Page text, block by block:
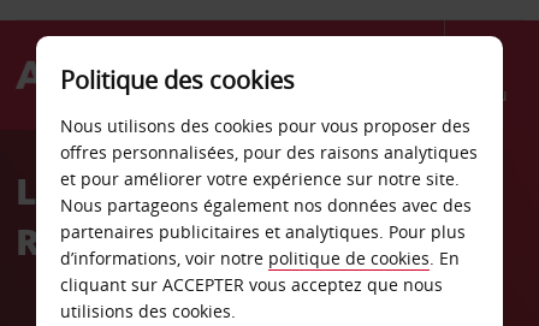
Menu
AvisLocation de voiture Saint-
Raphaël
Politique des cookies
Nous utilisons des cookies pour vous proposer des
offres personnalisées, pour des raisons analytiques
et pour améliorer votre expérience sur notre site.
Nous partageons également nos données avec des
partenaires publicitaires et analytiques. Pour plus
d’informations, voir notre politique de cookies. En
cliquant sur ACCEPTER vous acceptez que nous
utilisions des cookies.